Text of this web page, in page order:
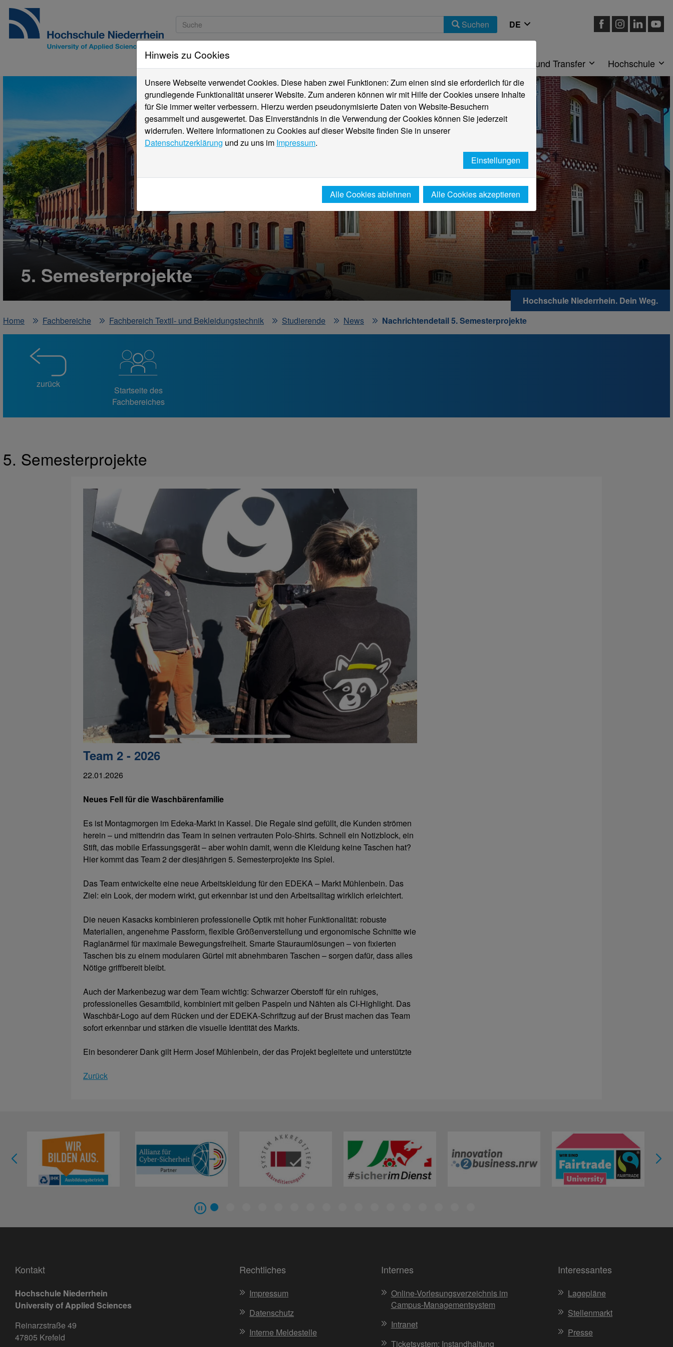
Suchen
Studieninteressierte Forschung und Transfer Hochschule
5. Semesterprojekte
Hochschule Niederrhein. Dein Weg.
Home
Fachbereiche Fachbereich Textil- und Bekleidungstechnik Studierende News Nachrichtendetail 5. Semesterprojekte
zurück
Startseite des
Fachbereiches
5. Semesterprojekte
Team 2 - 2026
22.01.2026
Neues Fell für die Waschbärenfamilie
Es ist Montagmorgen im Edeka-Markt in Kassel. Die Regale sind gefüllt, die Kunden strömen
herein – und mittendrin das Team in seinen vertrauten Polo-Shirts. Schnell ein Notizblock, ein
Stift, das mobile Erfassungsgerät – aber wohin damit, wenn die Kleidung keine Taschen hat?
Hier kommt das Team 2 der diesjährigen 5. Semesterprojekte ins Spiel.
Das Team entwickelte eine neue Arbeitskleidung für den EDEKA – Markt Mühlenbein. Das
Ziel: ein Look, der modern wirkt, gut erkennbar ist und den Arbeitsalltag wirklich erleichtert.
Die neuen Kasacks kombinieren professionelle Optik mit hoher Funktionalität: robuste
Materialien, angenehme Passform, flexible Größenverstellung und ergonomische Schnitte wie
Raglanärmel für maximale Bewegungsfreiheit. Smarte Stauraumlösungen – von fixierten
Taschen bis zu einem modularen Gürtel mit abnehmbaren Taschen – sorgen dafür, dass alles
Nötige griffbereit bleibt.
Auch der Markenbezug war dem Team wichtig: Schwarzer Oberstoff für ein ruhiges,
professionelles Gesamtbild, kombiniert mit gelben Paspeln und Nähten als CI-Highlight. Das
Waschbär-Logo auf dem Rücken und der EDEKA-Schriftzug auf der Brust machen das Team
sofort erkennbar und stärken die visuelle Identität des Markts.
Ein besonderer Dank gilt Herrn Josef Mühlenbein, der das Projekt begleitete und unterstützte
Zurück
Kontakt
Hochschule Niederrhein
University of Applied Sciences
Reinarzstraße 49
47805 Krefeld
Rechtliches
Impressum
Datenschutz
Interne Meldestelle
Internes
Online-Vorlesungsverzeichnis im
Campus-Managementsystem
Intranet
Ticketsystem: Instandhaltung
Interessantes
Lagepläne
Stellenmarkt
Presse
Hinweis zu Cookies
Unsere Webseite verwendet Cookies. Diese haben zwei Funktionen: Zum einen sind sie erforderlich für die
grundlegende Funktionalität unserer Website. Zum anderen können wir mit Hilfe der Cookies unsere Inhalte
für Sie immer weiter verbessern. Hierzu werden pseudonymisierte Daten von Website-Besuchern
gesammelt und ausgewertet. Das Einverständnis in die Verwendung der Cookies können Sie jederzeit
widerrufen. Weitere Informationen zu Cookies auf dieser Website finden Sie in unserer
Datenschutzerklärung und zu uns im Impressum.
Einstellungen
Alle Cookies ablehnen Alle Cookies akzeptieren